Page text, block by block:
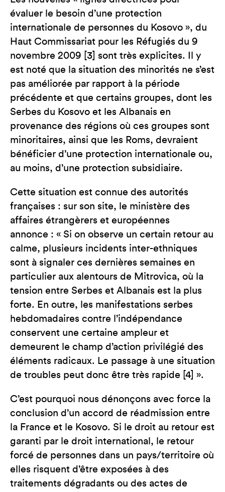
évaluer le besoin d’une protection
internationale de personnes du Kosovo », du
Haut Commissariat pour les Réfugiés du 9
novembre 2009 [3] sont très explicites. Il y
est noté que la situation des minorités ne s’est
pas améliorée par rapport à la période
précédente et que certains groupes, dont les
Serbes du Kosovo et les Albanais en
provenance des régions où ces groupes sont
minoritaires, ainsi que les Roms, devraient
bénéficier d’une protection internationale ou,
au moins, d’une protection subsidiaire.
Cette situation est connue des autorités
françaises : sur son site, le ministère des
affaires étrangèrers et européennes
annonce : « Si on observe un certain retour au
calme, plusieurs incidents inter-ethniques
sont à signaler ces dernières semaines en
particulier aux alentours de Mitrovica, où la
tension entre Serbes et Albanais est la plus
forte. En outre, les manifestations serbes
hebdomadaires contre l’indépendance
conservent une certaine ampleur et
demeurent le champ d’action privilégié des
éléments radicaux. Le passage à une situation
de troubles peut donc être très rapide [4] ».
C’est pourquoi nous dénonçons avec force la
conclusion d’un accord de réadmission entre
la France et le Kosovo. Si le droit au retour est
garanti par le droit international, le retour
forcé de personnes dans un pays/territoire où
elles risquent d’être exposées à des
traitements dégradants ou des actes de